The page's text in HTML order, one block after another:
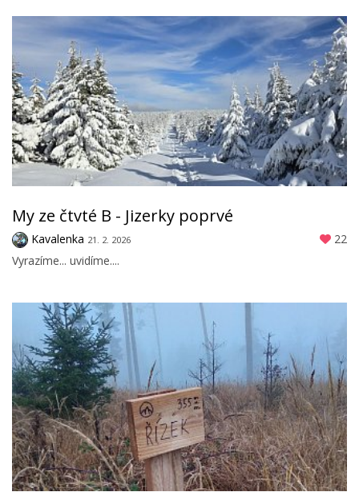
My ze čtvté B - Jizerky poprvé
Kavalenka 21. 2. 2026
22
Vyrazíme... uvidíme....